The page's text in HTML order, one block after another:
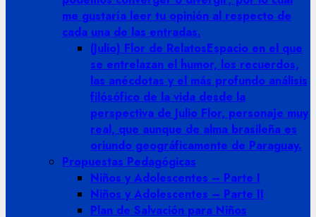
me gustaría leer tu opinión al respecto de
cada una de las entradas.
(Julio) Flor de RelatosEspacio en el que
se entrelazan el humor, los recuerdos,
las anécdotas y el más profundo análisis
filósófico de la vida desde la
perspectiva de Julio Flor, personaje muy
real, que aunque de alma brasileña es
oriundo geográficamente de Paraguay.
Propuestas Pedagógicas
Niños y Adolescentes – Parte I
Niños y Adolescentes – Parte II
Plan de Salvación para Niños